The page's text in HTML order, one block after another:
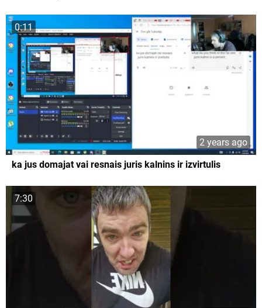
0:11
2 years ago
ka jus domajat vai resnais juris kalnins ir izvirtulis
7:30